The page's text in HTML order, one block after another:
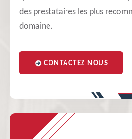
des prestataires les plus
domaine.
CONTACTEZ NOUS